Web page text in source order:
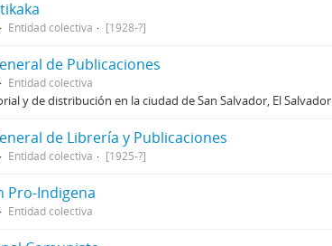
Entidad colectiva [1928-?]
de Publicaciones
Entidad colectiva
y de distribución en la ciudad de San Salvador, El Salvador
de Librería y Publicaciones
Entidad colectiva [1925-?]
Pro-Indigena
Entidad colectiva